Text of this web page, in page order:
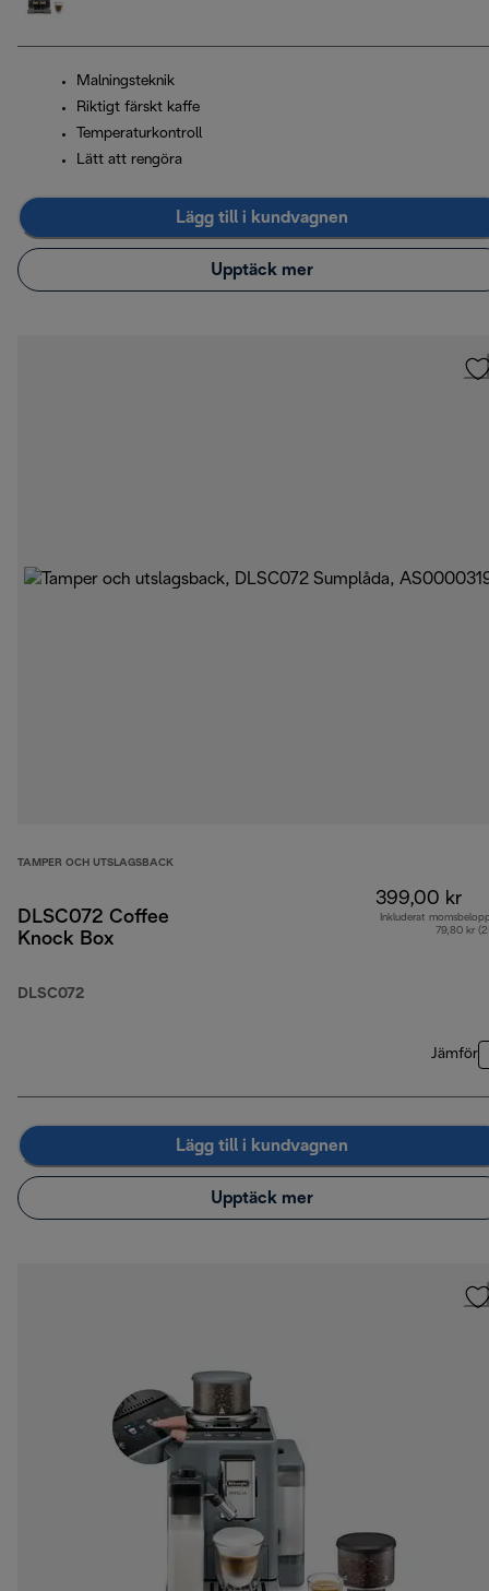
Malningsteknik
Riktigt färskt kaffe
Temperaturkontroll
Lätt att rengöra
Lägg till i kundvagnen
Upptäck mer
TAMPER OCH UTSLAGSBACK
DLSC072 Coffee
Knock Box
DLSC072
399,00 kr
Inkluderat
79,80 kr
Jämför
Lägg till i kundvagnen
Upptäck mer